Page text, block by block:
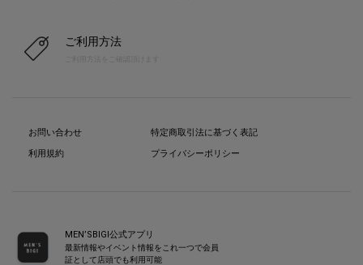
ご利用方法
お問い合わせ
利用規約
特定商取引法に基づく表記
プライバシーポリシー
MEN’SBIGI公式アプリ
最新情報やイベント情報をこれ一つで会員
証として店頭でも利用可能